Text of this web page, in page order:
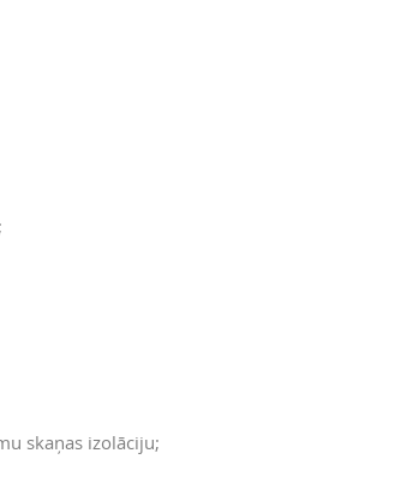
skaņas izolāciju;